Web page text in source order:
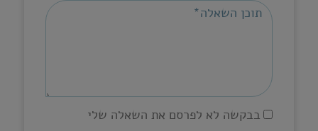
בבקשה לא לפרסם את השאלה שלי